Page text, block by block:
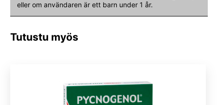
eller om användaren är ett barn under 1 år.
Tutustu myös